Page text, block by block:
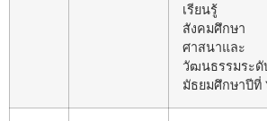
เรียนรู้
สังคมศึกษา
ศาสนาและ
วัฒนธรรมระดั
มัธยมศึกษาปีที่